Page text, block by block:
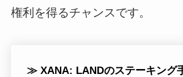
権利を得るチャンスです。
≫ XANA: LANDのステーキング